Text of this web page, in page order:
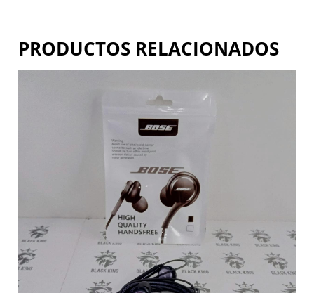
PRODUCTOS RELACIONADOS